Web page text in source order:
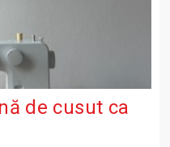
de cusut ca